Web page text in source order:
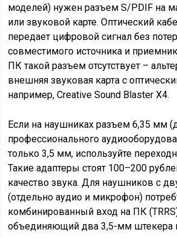
моделей) нужен разъем S/PDIF на
или звуковой карте. Оптический
передает цифровой сигнал без
совместимого источника и
ПК такой разъем отсутствует –
внешняя звуковая карта с
например, Creative Sound Blaster X4.
Если на наушниках разъем 6,35 мм
профессионального
только 3,5 мм, используйте
Такие адаптеры стоят 100–200
качество звука. Для наушников с
(отдельно аудио и микрофон)
комбинированный вход на ПК
объединяющий два 3,5-мм штекера